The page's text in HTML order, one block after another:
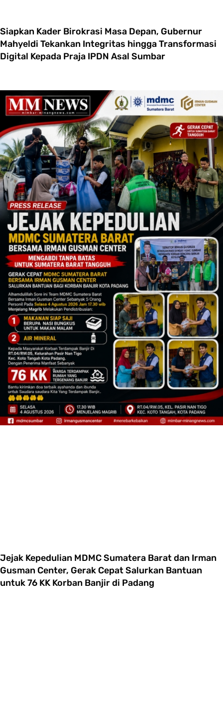
Siapkan Kader Birokrasi Masa Depan, Gubernur
Mahyeldi Tekankan Integritas hingga Transformasi
Digital Kepada Praja IPDN Asal Sumbar
Jejak Kepedulian MDMC Sumatera Barat dan Irman
Gusman Center, Gerak Cepat Salurkan Bantuan
untuk 76 KK Korban Banjir di Padang